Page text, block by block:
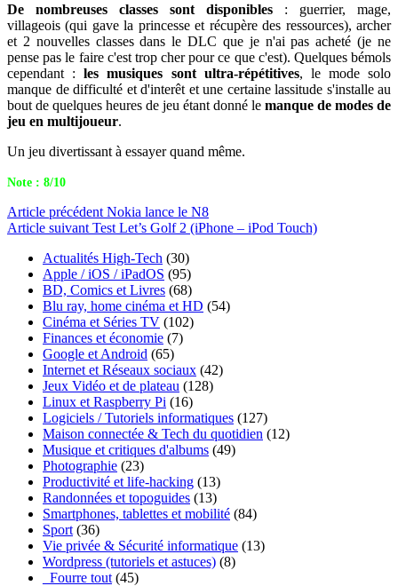
De nombreuses classes sont disponibles : guerrier, mage,
villageois (qui gave la princesse et récupère des ressources), archer
et 2 nouvelles classes dans le DLC que je n'ai pas acheté (je ne
pense pas le faire c'est trop cher pour ce que c'est). Quelques bémols
cependant :les musiques sont ultra-répétitives, le mode solo
manque de difficulté et d'interêt et une certaine lassitude s'installe au
bout de quelques heures de jeu étant donné le manque de modes de
jeu en multijoueur.
Un jeu divertissant à essayer quand même.
Note : 8/10
Article précédent Nokia lance le N8
Article suivant Test Let’s Golf 2 (iPhone – iPod Touch)
Actualités High-Tech (30)
Apple / iOS / iPadOS (95)
BD, Comics et Livres (68)
Blu ray, home cinéma et HD (54)
Cinéma et Séries TV (102)
Finances et économie (7)
Google et Android (65)
Internet et Réseaux sociaux (42)
Jeux Vidéo et de plateau (128)
Linux et Raspberry Pi (16)
Logiciels / Tutoriels informatiques (127)
Maison connectée & Tech du quotidien (12)
Musique et critiques d'albums (49)
Photographie (23)
Productivité et life-hacking (13)
Randonnées et topoguides (13)
Smartphones, tablettes et mobilité (84)
Sport (36)
Vie privée & Sécurité informatique (13)
Wordpress (tutoriels et astuces) (8)
_Fourre tout (45)